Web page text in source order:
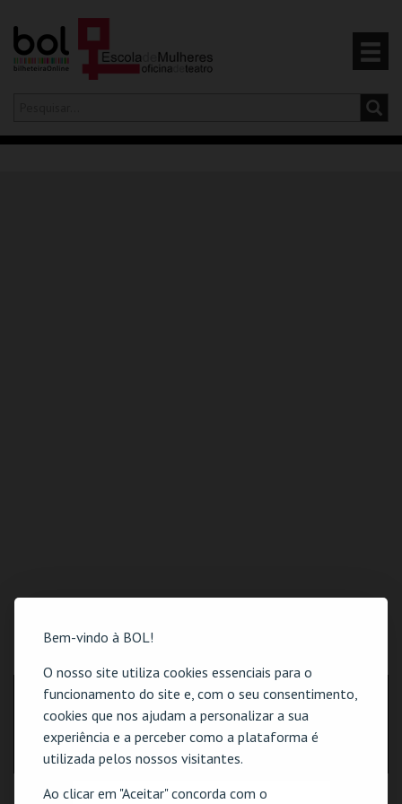
Bem-vindo à BOL!
O nosso site utiliza cookies essenciais para o
funcionamento do site e, com o seu consentimento,
cookies que nos ajudam a personalizar a sua
experiência e a perceber como a plataforma é
utilizada pelos nossos visitantes.
Ao clicar em "Aceitar" concorda com o
Olá,iniciar sessão
MORADA
Rua da Quinta das Lavadeiras Lote 14 R/C Loja B
1150-239 Lisboa